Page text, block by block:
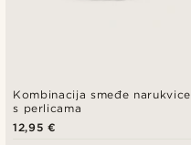
Kombinacija smeđe narukvice
s perlicama
12,95 €